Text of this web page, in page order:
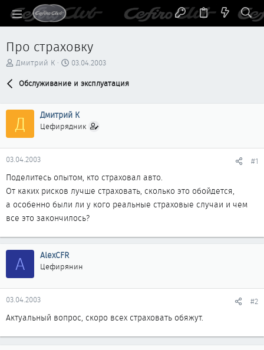
Про страховку
А
т
е
м
ы
Дмитрий К
Д
т
а
ч
л
03.04.2003
Обслуживание и эксплуатация
Д Дмитрий К
Цефирядник
03.04.2003 #1
Поделитесь опытом, кто страховал авто.
От каких рисков лучше страховать, сколько это обойдется,
а особенно были ли у кого реальные страховые случаи и чем
все это закончилось?
A AlexCFR
Цефирянин
03.04.2003 #2
Актуальный вопрос, скоро всех страховать обяжут.